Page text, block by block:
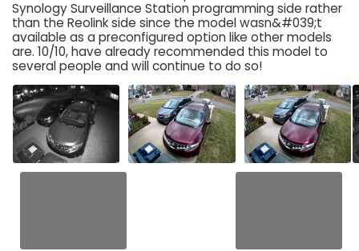
Synology Surveillance Station programming side rather
than the Reolink side since the model wasn&#039;t
available as a preconfigured option like other models
are. 10/10, have already recommended this model to
several people and will continue to do so!